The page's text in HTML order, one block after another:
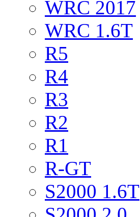
WRC 2017
WRC 1.6T
R5
R4
R3
R2
R1
R-GT
S2000 1.6T